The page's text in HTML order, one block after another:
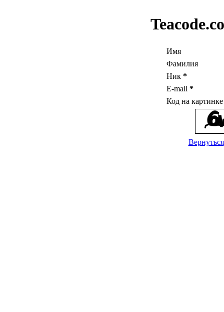
Имя
Фамилия
Ник *
E-mail *
Код на
Вернуться